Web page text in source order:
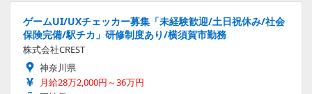
ゲームUI/UXチェッカー募集「未経験歓迎/土日祝休み/社会
保険完備/駅チカ」研修制度あり/横須賀市勤務
株式会社CREST
神奈川県
月給28万2,000円～36万円